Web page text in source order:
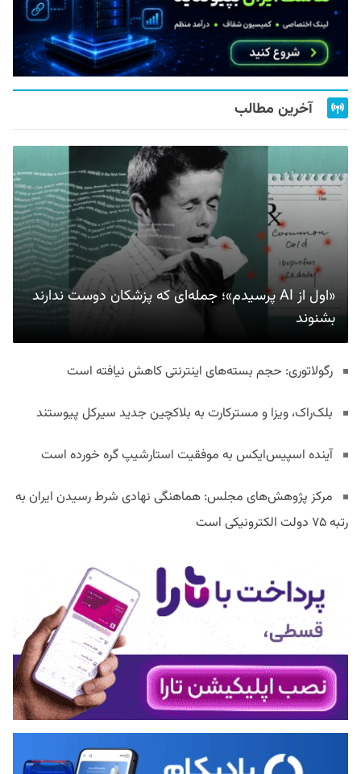
آخرین مطالب
«اول از AI پرسیدم»؛ جمله‌ای که پزشکان دوست ندارند
بشنوند
رگولاتوری: حجم بسته‌های اینترنتی کاهش نیافته است
بلک‌راک، ویزا و مسترکارت به بلاکچین جدید سیرکل پیوستند
آینده اسپیس‌ایکس به موفقیت استارشیپ گره خورده است
مرکز پژوهش‌های مجلس: هماهنگی نهادی شرط رسیدن ایران به
رتبه ۷۵ دولت الکترونیکی است